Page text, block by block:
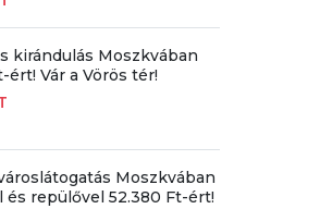
kirándulás Moszkvában
ért! Vár a Vörös tér!
Moszkvában
és repülővel 52.380 Ft-ért!